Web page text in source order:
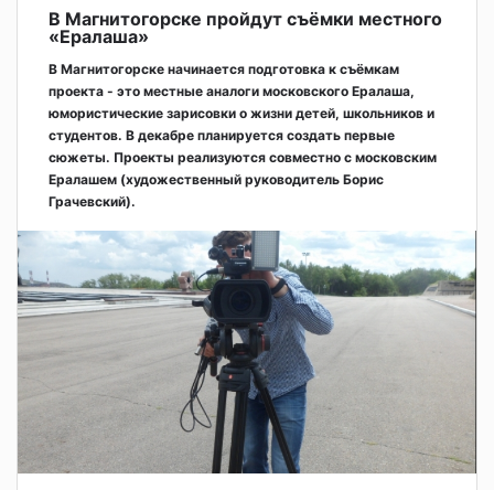
В Магнитогорске пройдут съёмки местного
«Ералаша»
В Магнитогорске начинается подготовка к съёмкам
проекта - это местные аналоги московского Ералаша,
юмористические зарисовки о жизни детей, школьников и
студентов. В декабре планируется создать первые
сюжеты. Проекты реализуются совместно с московским
Ералашем (художественный руководитель Борис
Грачевский).